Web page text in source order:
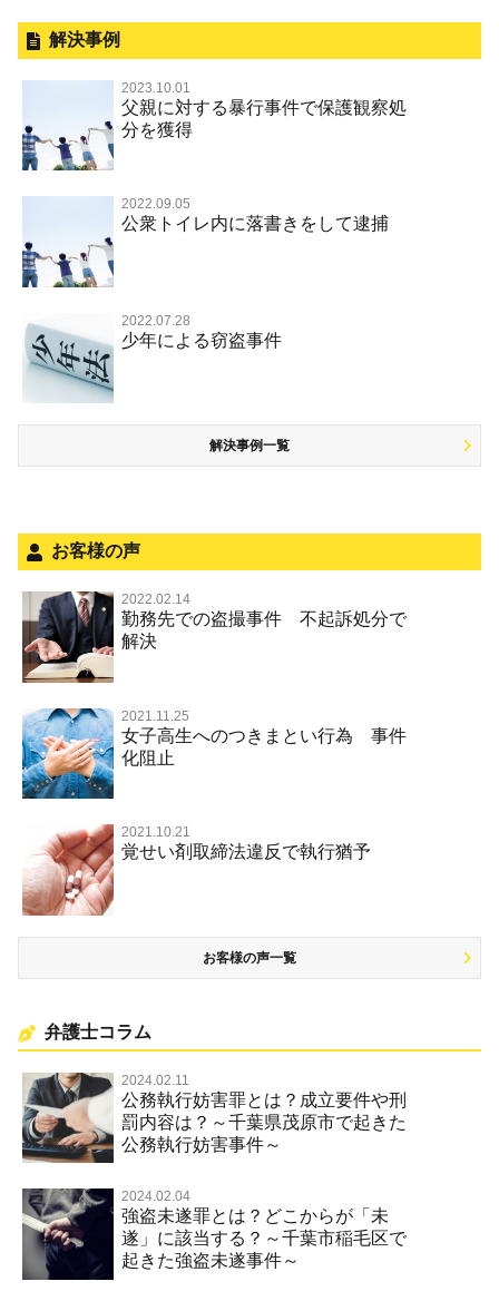
無実・無罪を証明してほしい
示談で解決してほしい
執行猶予にしてほしい
事件のことを秘密にしたい
被害届・告訴・告発されたら
過失致死・過失傷害
器物損壊
脅迫・強要
業務妨害罪
公務執行妨害罪
逮捕・監禁
暴行・傷害
略取・誘拐・人身売買
性犯罪 TOP
淫行・援助交際（児童買春、淫行条例、児童福祉法違反）
不同意性交等罪（旧 強制性交等罪，準強制性交等罪），
監護者性交等罪
不同意わいせつ（旧 強制わいせつ，準強制わいせつ）
公然わいせつ罪，わいせつ物頒布等罪，淫行勧誘罪
児童ポルノ リベンジポルノ
盗撮，のぞき行為
事件別－財産犯
財産犯 TOP
横領 背任
窃盗罪
恐喝
盗品売買・譲り受け等
事件別－薬物事件
薬物事件 TOP
覚せい剤
危険ドラッグ
大麻
麻薬及び向精神薬
事件別－交通違反・交通事故
交通違反・交通事故 TOP
交通事故 交通違反と刑事事件
自転車事故
人身事故・死亡事故
無免許運転
その他 TOP
児童虐待・保護責任者遺棄
住居侵入等
銃刀法違反
ストーカー事件
不正競争防止法
風営法・風適法違反
文書偽造・偽造文書行使
著作権法違反・商標法違反
放火・失火
名誉棄損罪・侮辱
刑事裁判の概要・手続
公務員の逮捕・刑事事件
控訴・上告
国選弁護士と私選弁護士の違い
司法取引・刑事免責
取調べの注意点
少年事件の手続と特色
少年事件の処分
被害届・告訴・告発の不安や悩み
面会・差し入れ
解決事例
2023.10.01
父親に対する暴行事件で保護観察処
分を獲得
2022.09.05
公衆トイレ内に落書きをして逮捕
2022.07.28
少年による窃盗事件
解決事例一覧
お客様の声
2022.02.14
勤務先での盗撮事件 不起訴処分で
解決
2021.11.25
女子高生へのつきまとい行為 事件
化阻止
2021.10.21
覚せい剤取締法違反で執行猶予
お客様の声一覧
弁護士コラム
2024.02.11
公務執行妨害罪とは？成立要件や刑
罰内容は？～千葉県茂原市で起きた
公務執行妨害事件～
2024.02.04
強盗未遂罪とは？どこからが「未
遂」に該当する？～千葉市稲毛区で
起きた強盗未遂事件～